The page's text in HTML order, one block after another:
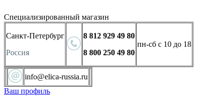
Специализированный магазин
Санкт-Петербург
Россия
8 812 929 49 80
8 800 250 49 80
пн-сб с 10 до 18
info@elica-russia.ru
Ваш профиль